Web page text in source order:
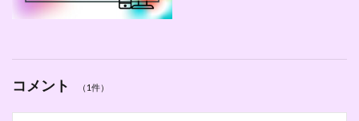
コメント （1件）